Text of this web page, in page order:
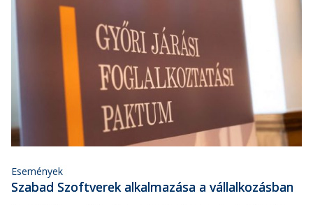
Események
Szabad Szoftverek alkalmazása a vállalkozásban